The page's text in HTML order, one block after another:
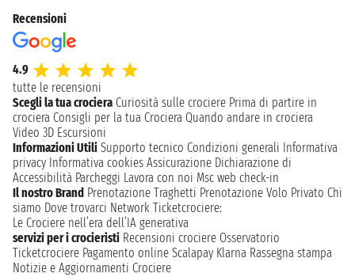
Recensioni
4.9
tutte le recensioni
Scegli la tua crociera Curiosità sulle crociere Prima di partire in
crociera Consigli per la tua Crociera Quando andare in crociera
Video 3D Escursioni
Informazioni Utili Supporto tecnico Condizioni generali Informativa
privacy Informativa cookies Assicurazione Dichiarazione di
Accessibilità Parcheggi Lavora con noi Msc web check-in
Il nostro Brand Prenotazione Traghetti Prenotazione Volo Privato Chi
siamo Dove trovarci Network Ticketcrociere:
Le Crociere nell’era dell’IA generativa
servizi per i crocieristi Recensioni crociere Osservatorio
Ticketcrociere Pagamento online Scalapay Klarna Rassegna stampa
Notizie e Aggiornamenti Crociere